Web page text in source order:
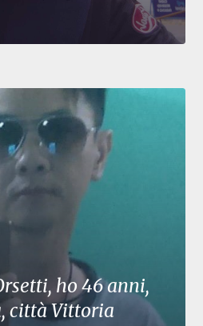
ho 46 anni,
città Vittoria